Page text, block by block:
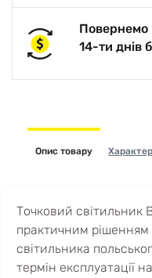
Повернемо
14-ти днів
Опис товару
Точковий світильник
практичним рішенням
світильника
термін експлуатації